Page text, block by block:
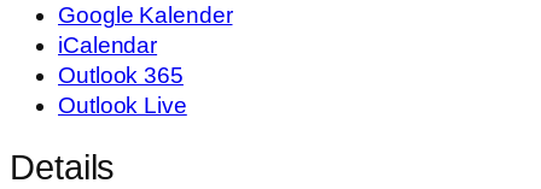
Google Kalender
iCalendar
Outlook 365
Outlook Live
Details